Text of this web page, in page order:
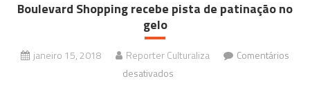
Boulevard Shopping recebe pista de patinação no
gelo
janeiro 15, 2018 Reporter Culturaliza
Comentários
desativados